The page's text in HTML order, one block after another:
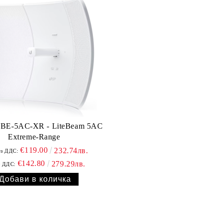
5AC-XR - LiteBeam 5AC
Extreme-Range
ДДС: €119.00 232.74лв.
ДДС: €142.80 279.29лв.